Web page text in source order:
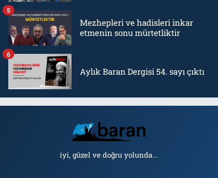
Mezhepleri ve hadisleri inkar
etmenin sonu mürtetliktir
5
Aylık Baran Dergisi 54. sayı çıktı
6
iyi, güzel ve doğru yolunda...